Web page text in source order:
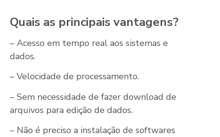
Quais as principais vantagens?
– Acesso em tempo real aos sistemas e
dados.
– Velocidade de processamento.
– Sem necessidade de fazer download de
arquivos para edição de dados.
– Não é preciso a instalação de softwares